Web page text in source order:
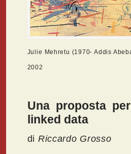
Julie Mehretu (1970- Addis
2002
Una proposta
linked data
di Riccardo Grosso